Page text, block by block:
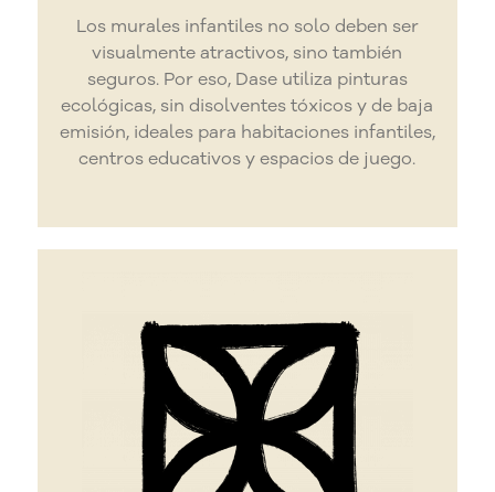
Los murales infantiles no solo deben ser
visualmente atractivos, sino también
seguros. Por eso, Dase utiliza pinturas
ecológicas, sin disolventes tóxicos y de baja
emisión, ideales para habitaciones infantiles,
centros educativos y espacios de juego.